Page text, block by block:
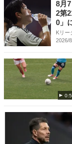
8月
2第
0」
Kリー
2026/